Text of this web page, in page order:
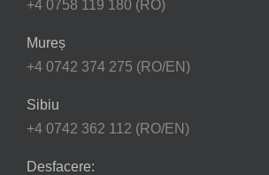
+4 0758 119 180 (RO)
Mureș
+4 0742 374 275 (RO/EN)
Sibiu
+4 0742 362 112 (RO/EN)
Desfacere: